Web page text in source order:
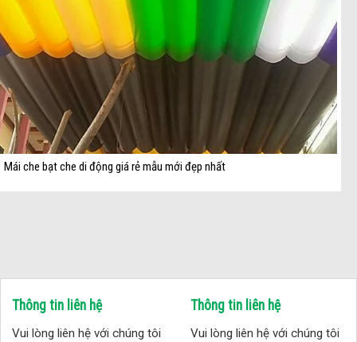
Mái che bạt che di động giá rẻ mẫu mới đẹp nhất
Thông tin liên hệ
Vui lòng liên hệ với chúng tôi
Thông tin liên hệ
Vui lòng liên hệ với chúng tôi